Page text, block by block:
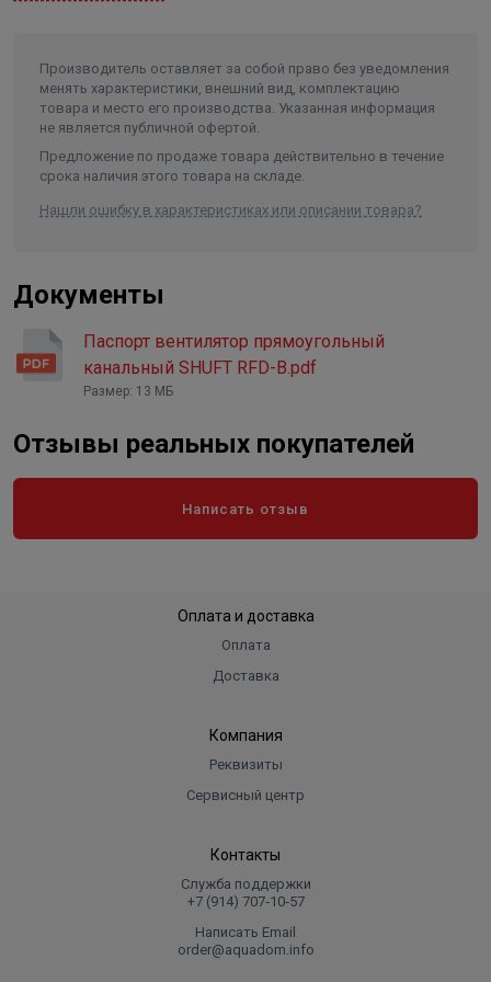
Материал корпуса оцинкованная сталь
Производитель оставляет за собой право без уведомления
менять характеристики, внешний вид, комплектацию
товара и место его производства. Указанная информация
не является публичной офертой.
Предложение по продаже товара действительно в течение
срока наличия этого товара на складе.
Нашли ошибку в характеристиках или описании товара?
Документы
Паспорт вентилятор прямоугольный
канальный SHUFT RFD-B.pdf
Размер: 13 МБ
Отзывы реальных покупателей
Написать отзыв
Оплата и доставка
Оплата
Доставка
Компания
Реквизиты
Сервисный центр
Контакты
Служба поддержки
+7 (914) 707‑10‑57
Написать Email
order@aquadom.info